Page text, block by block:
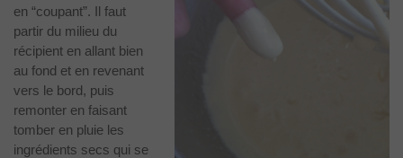
en “coupant”. Il faut
partir du milieu du
récipient en allant bien
au fond et en revenant
vers le bord, puis
remonter en faisant
tomber en pluie les
ingrédients secs qui se